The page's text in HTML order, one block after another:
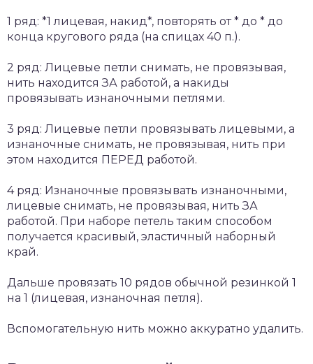
1 ряд: *1 лицевая, накид*, повторять от * до * до
конца кругового ряда (на спицах 40 п.).
2 ряд: Лицевые петли снимать, не провязывая,
нить находится ЗА работой, а накиды
провязывать изнаночными петлями.
3 ряд: Лицевые петли провязывать лицевыми, а
изнаночные снимать, не провязывая, нить при
этом находится ПЕРЕД работой.
4 ряд: Изнаночные провязывать изнаночными,
лицевые снимать, не провязывая, нить ЗА
работой. При наборе петель таким способом
получается красивый, эластичный наборный
край.
Дальше провязать 10 рядов обычной резинкой 1
на 1 (лицевая, изнаночная петля).
Вспомогательную нить можно аккуратно удалить.